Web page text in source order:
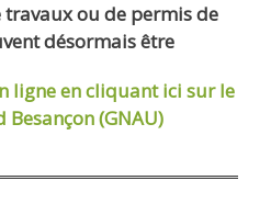
travaux ou de permis de
désormais être
ligneen cliquant ici sur le
(GNAU)